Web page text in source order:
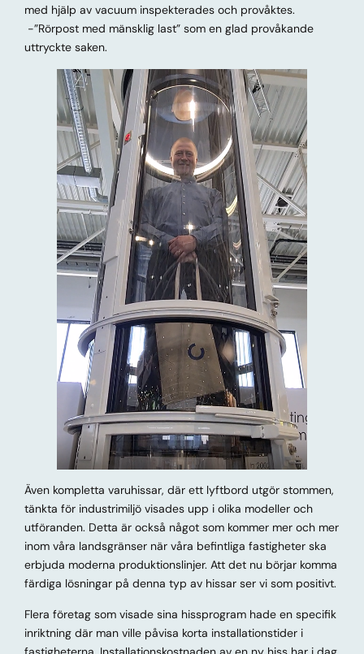
med hjälp av vacuum inspekterades och provåktes.
-”Rörpost med mänsklig last” som en glad provåkande
uttryckte saken.
Även kompletta varuhissar, där ett lyftbord utgör stommen,
tänkta för industrimiljö visades upp i olika modeller och
utföranden. Detta är också något som kommer mer och mer
inom våra landsgränser när våra befintliga fastigheter ska
erbjuda moderna produktionslinjer. Att det nu börjar komma
färdiga lösningar på denna typ av hissar ser vi som positivt.
Flera företag som visade sina hissprogram hade en specifik
inriktning där man ville påvisa korta installationstider i